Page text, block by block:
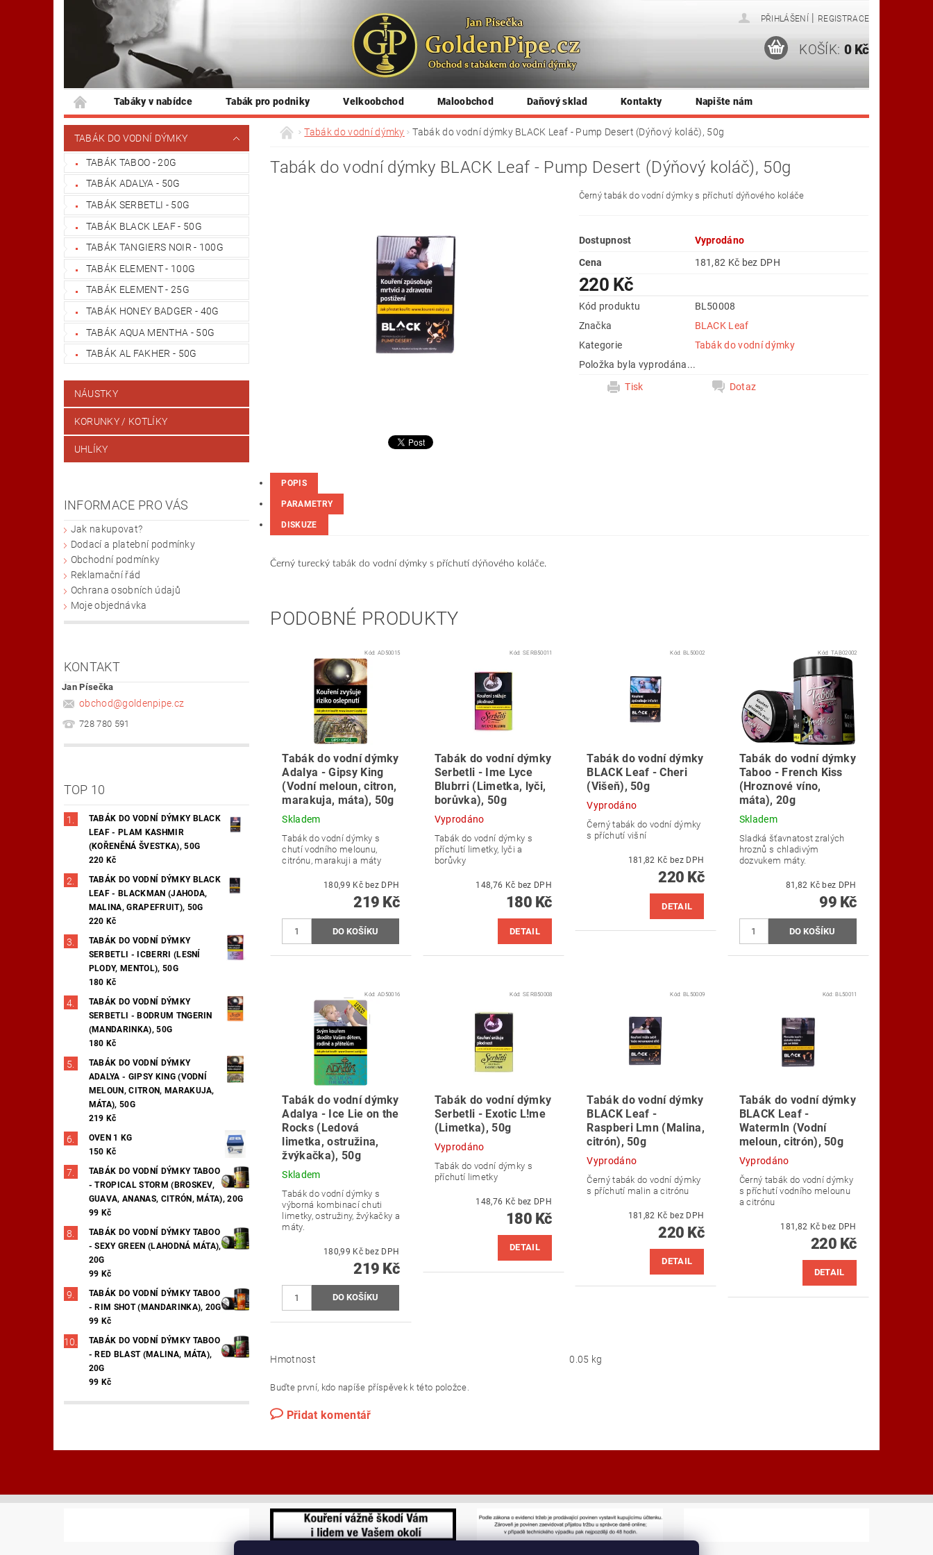
PŘIHLÁŠENÍ | REGISTRACE
KOŠÍK: 0 Kč
Tabáky v nabídce Tabák pro podniky Velkoobchod Maloobchod Daňový sklad Kontakty Napište nám
TABÁK DO VODNÍ DÝMKY
TABÁK TABOO - 20G
TABÁK ADALYA - 50G
TABÁK SERBETLI - 50G
TABÁK BLACK LEAF - 50G
TABÁK TANGIERS NOIR - 100G
TABÁK ELEMENT - 100G
TABÁK ELEMENT - 25G
TABÁK HONEY BADGER - 40G
TABÁK AQUA MENTHA - 50G
TABÁK AL FAKHER - 50G
NÁUSTKY
KORUNKY / KOTLÍKY
UHLÍKY
INFORMACE PRO VÁS
Jak nakupovat?
Dodací a platební podmínky
Obchodní podmínky
Reklamační řád
Ochrana osobních údajů
Moje objednávka
KONTAKT
Jan Písečka
obchod@goldenpipe.cz
728 780 591
TOP 10
TABÁK DO VODNÍ DÝMKY BLACK
LEAF - PLAM KASHMIR
(KOŘENĚNÁ ŠVESTKA), 50G
220 Kč
TABÁK DO VODNÍ DÝMKY BLACK
LEAF - BLACKMAN (JAHODA,
MALINA, GRAPEFRUIT), 50G
220 Kč
TABÁK DO VODNÍ DÝMKY
SERBETLI - ICBERRI (LESNÍ
PLODY, MENTOL), 50G
180 Kč
TABÁK DO VODNÍ DÝMKY
SERBETLI - BODRUM TNGERIN
(MANDARINKA), 50G
180 Kč
TABÁK DO VODNÍ DÝMKY
ADALYA - GIPSY KING (VODNÍ
MELOUN, CITRON, MARAKUJA,
MÁTA), 50G
219 Kč
OVEN 1 KG
150 Kč
TABÁK DO VODNÍ DÝMKY TABOO
- TROPICAL STORM (BROSKEV,
GUAVA, ANANAS, CITRÓN, MÁTA), 20G
99 Kč
TABÁK DO VODNÍ DÝMKY TABOO
- SEXY GREEN (LAHODNÁ MÁTA),
20G
99 Kč
TABÁK DO VODNÍ DÝMKY TABOO
- RIM SHOT (MANDARINKA), 20G
99 Kč
TABÁK DO VODNÍ DÝMKY TABOO
- RED BLAST (MALINA, MÁTA),
20G
99 Kč
Tabák do vodní dýmky Tabák do vodní dýmky BLACK Leaf - Pump Desert (Dýňový koláč), 50g
Tabák do vodní dýmky BLACK Leaf - Pump Desert (Dýňový koláč), 50g
Černý tabák do vodní dýmky s příchutí dýňového koláče
Dostupnost
Vyprodáno
Cena
181,82 Kč bez DPH
220 Kč
Kód produktu
BL50008
Značka
BLACK Leaf
Kategorie
Tabák do vodní dýmky
Položka byla vyprodána...
Tisk
Dotaz
POPIS
PARAMETRY
DISKUZE
Černý turecký tabák do vodní dýmky s příchutí dýňového koláče.
PODOBNÉ PRODUKTY
Kód:AD50015
Tabák do vodní dýmky
Adalya - Gipsy King
(Vodní meloun, citron,
marakuja, máta), 50g
Skladem
Tabák do vodní dýmky s
chutí vodního melounu,
citrónu, marakuji a máty
180,99 Kč bez DPH
219 Kč
Kód: SERB50011
Tabák do vodní dýmky
Serbetli - Ime Lyce
Blubrri (Limetka, lyči,
borůvka), 50g
Vyprodáno
Tabák do vodní dýmky s
příchutí limetky, lyči a
borůvky
148,76 Kč bez DPH
180 Kč
DETAIL
Kód: BL50002
Tabák do vodní dýmky
BLACK Leaf - Cheri
(Višeň), 50g
Vyprodáno
Černý tabák do vodní dýmky
s příchutí višní
181,82 Kč bez DPH
220 Kč
DETAIL
Kód:TAB02002
Tabák do vodní dýmky
Taboo - French Kiss
(Hroznové víno,
máta), 20g
Skladem
Sladká šťavnatost zralých
hroznů s chladivým
dozvukem máty.
81,82 Kč bez DPH
99 Kč
Kód:AD50016
Tabák do vodní dýmky
Adalya - Ice Lie on the
Rocks (Ledová
limetka, ostružina,
žvýkačka), 50g
Skladem
Tabák do vodní dýmky s
výborná kombinací chuti
limetky, ostružiny, žvýkačky a
máty.
180,99 Kč bez DPH
219 Kč
Kód: SERB50008
Tabák do vodní dýmky
Serbetli - Exotic L!me
(Limetka), 50g
Vyprodáno
Tabák do vodní dýmky s
příchutí limetky
148,76 Kč bez DPH
180 Kč
DETAIL
Kód: BL50009
Tabák do vodní dýmky
BLACK Leaf -
Raspberi Lmn (Malina,
citrón), 50g
Vyprodáno
Černý tabák do vodní dýmky
s příchutí malin a citrónu
181,82 Kč bez DPH
220 Kč
DETAIL
Kód:BL50011
Tabák do vodní dýmky
BLACK Leaf -
Watermln (Vodní
meloun, citrón), 50g
Vyprodáno
Černý tabák do vodní dýmky
s příchutí vodního melounu
a citrónu
181,82 Kč bez DPH
220 Kč
DETAIL
Hmotnost 0.05 kg
Buďte první, kdo napíše příspěvek k této položce.
Přidat komentář